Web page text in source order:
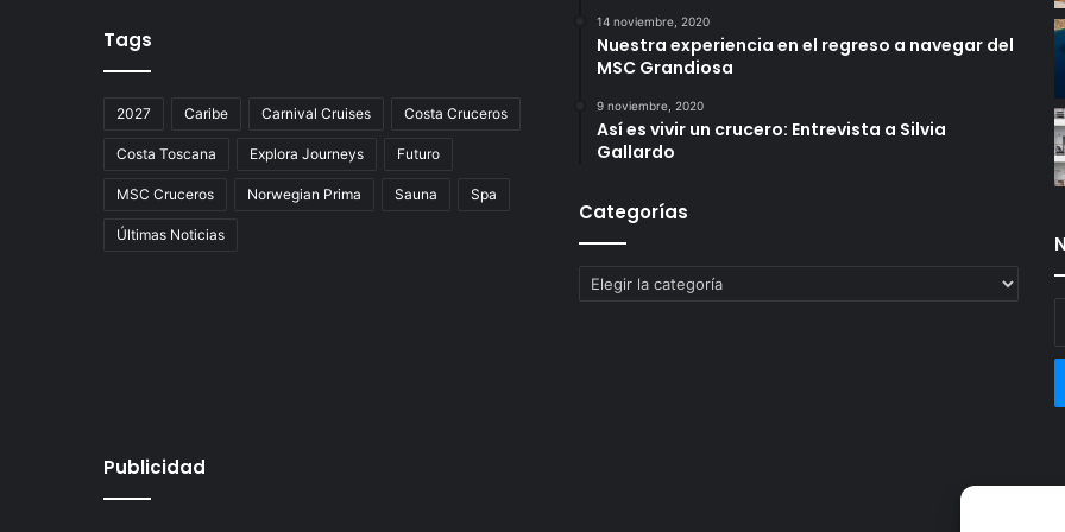
Tags
2027 Caribe Carnival Cruises Costa Cruceros
Costa Toscana Explora Journeys Futuro
MSC Cruceros Norwegian Prima Sauna Spa
Últimas Noticias
14 noviembre, 2020
Nuestra experiencia en el regreso a navegar del
MSC Grandiosa
9 noviembre, 2020
Así es vivir un crucero: Entrevista a Silvia
Gallardo
Categorías
Categorías
Publicidad